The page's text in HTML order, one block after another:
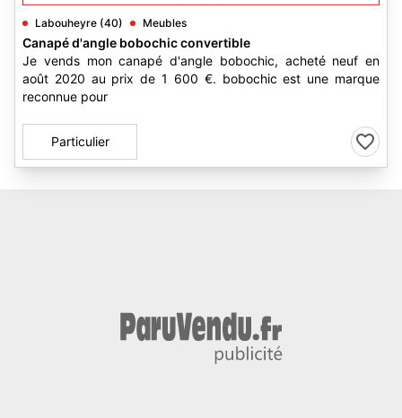
Labouheyre (40) Meubles
Canapé d'angle bobochic convertible
Je vends mon canapé d'angle bobochic, acheté neuf en
août 2020 au prix de 1 600 €. bobochic est une marque
reconnue pour
Particulier